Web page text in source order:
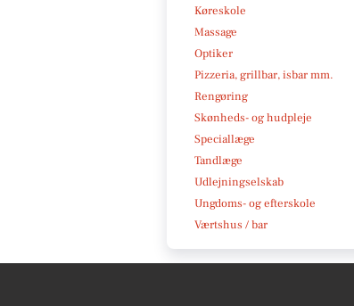
Køreskole
Massage
Optiker
Pizzeria, grillbar, isbar mm.
Rengøring
Skønheds- og hudpleje
Speciallæge
Tandlæge
Udlejningselskab
Ungdoms- og efterskole
Værtshus / bar